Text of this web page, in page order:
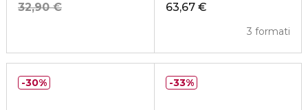
32,90 €
63,67 €
3 formati
30% 33%